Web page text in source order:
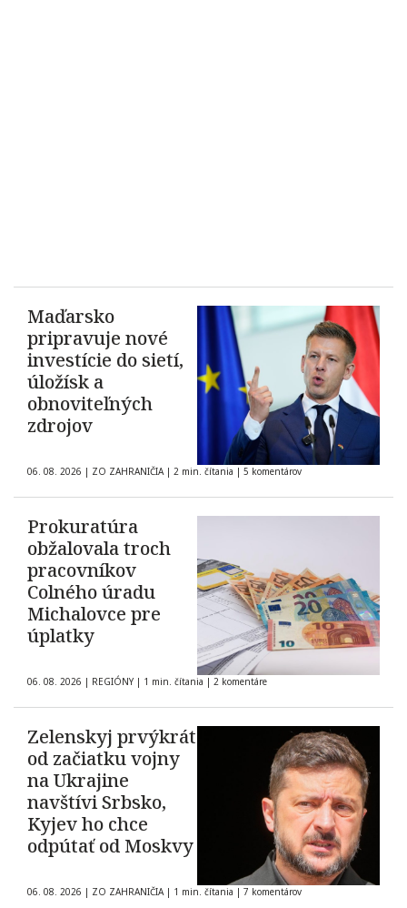
Maďarsko
pripravuje nové
investície do sietí,
úložísk a
obnoviteľných
zdrojov
06. 08. 2026 | ZO ZAHRANIČIA | 2 min. čítania | 5 komentárov
Prokuratúra
obžalovala troch
pracovníkov
Colného úradu
Michalovce pre
úplatky
06. 08. 2026 | REGIÓNY | 1 min. čítania | 2 komentáre
Zelenskyj prvýkrát
od začiatku vojny
na Ukrajine
navštívi Srbsko,
Kyjev ho chce
odpútať od Moskvy
06. 08. 2026 | ZO ZAHRANIČIA | 1 min. čítania | 7 komentárov